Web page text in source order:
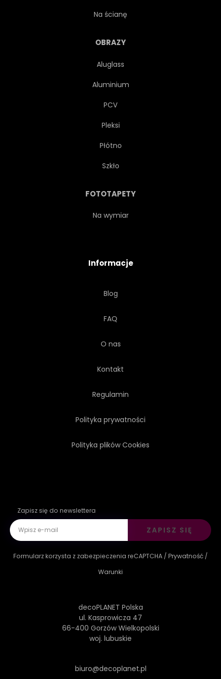
GOTOWAĆ
Na ścianę
OBRAZY
Aluglass
Aluminium
PCV
Pleksi
Płótno
Szkło
FOTOTAPETY
Na wymiar
Informacje
Blog
FAQ
O nas
Kontakt
Regulamin
Polityka prywatności
Polityka plików Cookies
Zapisz się do newslettera
ZAPISZ SIĘ
Formularz korzysta z zabezpieczenia reCAPTCHA / Prywatność /
Warunki
decoPLANET Polska
ul. Kasprowicza 47
66-400 Gorzów Wielkopolski
woj. lubuskie
biuro@decoplanet.pl